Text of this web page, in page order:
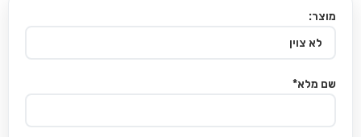
מוצר:
שם מלא*